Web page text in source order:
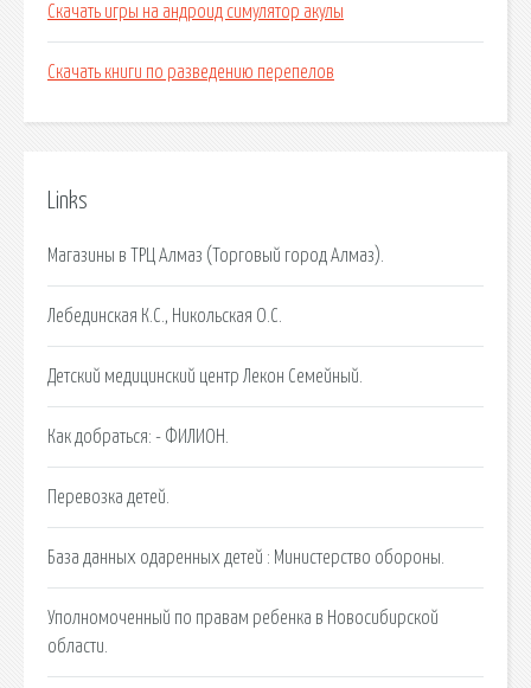
Скачать игры на андроид симулятор акулы
Скачать книги по разведению перепелов
Links
Магазины в ТРЦ Алмаз (Торговый город Алмаз).
Лебединская К.С., Никольская О.С.
Детский медицинский центр Лекон Семейный.
Как добраться: - ФИЛИОН.
Перевозка детей.
База данных одаренных детей : Министерство обороны.
Уполномоченный по правам ребенка в Новосибирской
области.